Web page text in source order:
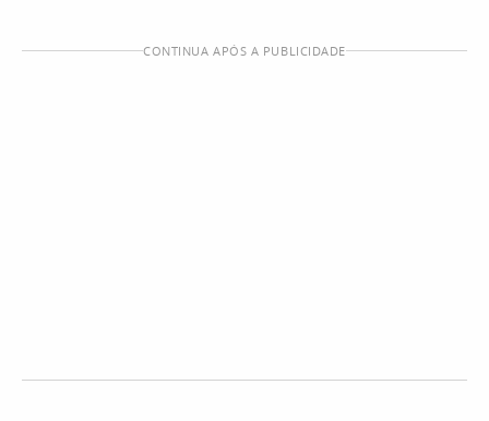
CONTINUA APÓS A PUBLICIDADE